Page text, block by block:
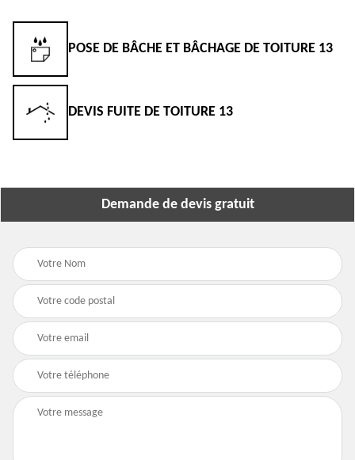
POSE DE BÂCHE ET BÂCHAGE DE TOITURE 13
DEVIS FUITE DE TOITURE 13
Demande de devis gratuit